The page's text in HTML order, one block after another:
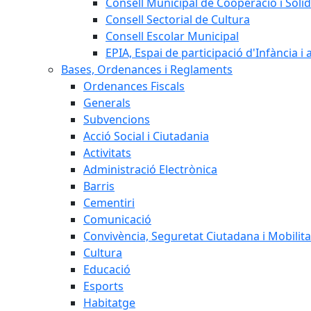
Consell Sectorial de Cultura
Consell Escolar Municipal
EPIA, Espai de participació d'Infància i
Bases, Ordenances i Reglaments
Ordenances Fiscals
Generals
Subvencions
Acció Social i Ciutadania
Activitats
Administració Electrònica
Barris
Cementiri
Comunicació
Convivència, Seguretat Ciutadana i
Cultura
Educació
Esports
Habitatge